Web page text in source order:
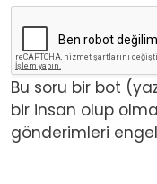
Bu soru bir bot
bir insan olup
gönderimleri